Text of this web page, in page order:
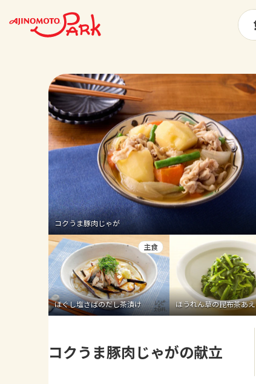
コクうま豚肉じゃが
ほぐし塩さばのだし茶漬け
主食
ほうれん草の昆布茶あえ
コクうま豚肉じゃがの献立